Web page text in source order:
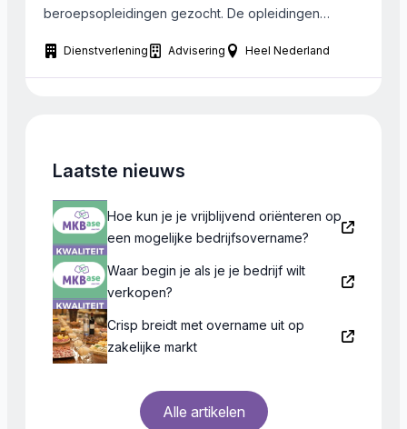
beroepsopleidingen gezocht. De opleidingen
etc , zowel op MBO als op HBO niveau. Het
gezochte bedrijf kan in heel Nederland gevestigd
Dienstverlening Advisering Heel Nederland
Laatste nieuws
Hoe kun je je vrijblijvend oriënteren op
een mogelijke bedrijfsovername?
Waar begin je als je je bedrijf wilt
verkopen?
Crisp breidt met overname uit op
zakelijke markt
Alle artikelen